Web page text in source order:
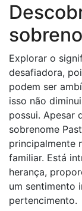
Explorar o
desafiadora,
podem ser
isso não
possui. Apesar
sobrenome
principalmente
familiar. Está
herança,
um sentimento
pertencimento.